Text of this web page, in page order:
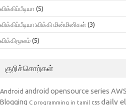
விக்கிப்பீடியா (5)
விக்கிப்பீடியா:விக்கி மின்மினிகள் (3)
விக்கிமூலம் (5)
குறிச்சொற்கள்
Android android opensource series AWS
Blogging C programming in tamil css daily